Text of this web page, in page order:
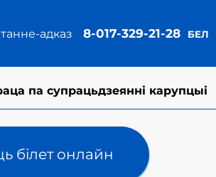
адказ 8-017-329-21-28
па супрацьдзеянні карупцыі
білет онлайн